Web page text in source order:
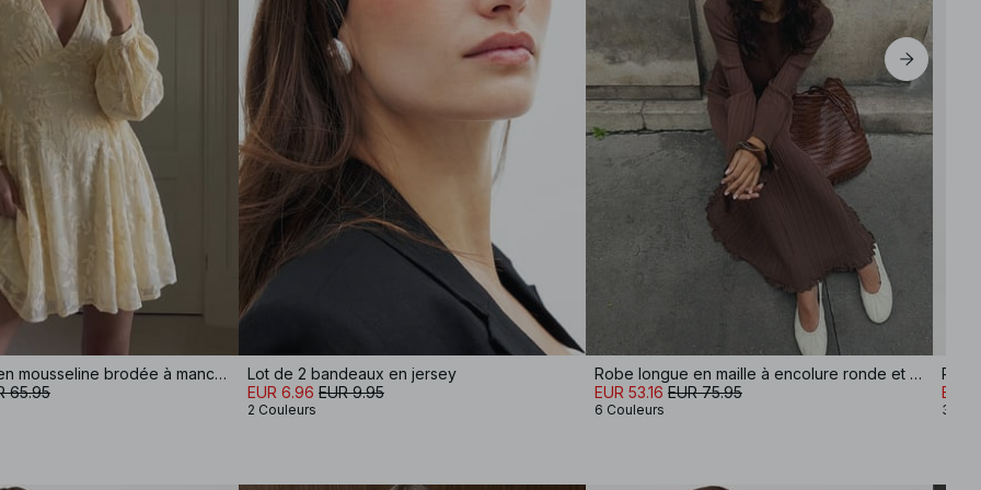
Robe courte en mousseline brodée à manches longues
65.95
Lot de 2 bandeaux en jersey
EUR 6.96 EUR 9.95
2 Couleurs
Robe longue en maille à encolure ronde et volants
EUR 53.16 EUR 75.95
6 Couleurs
EUR
3